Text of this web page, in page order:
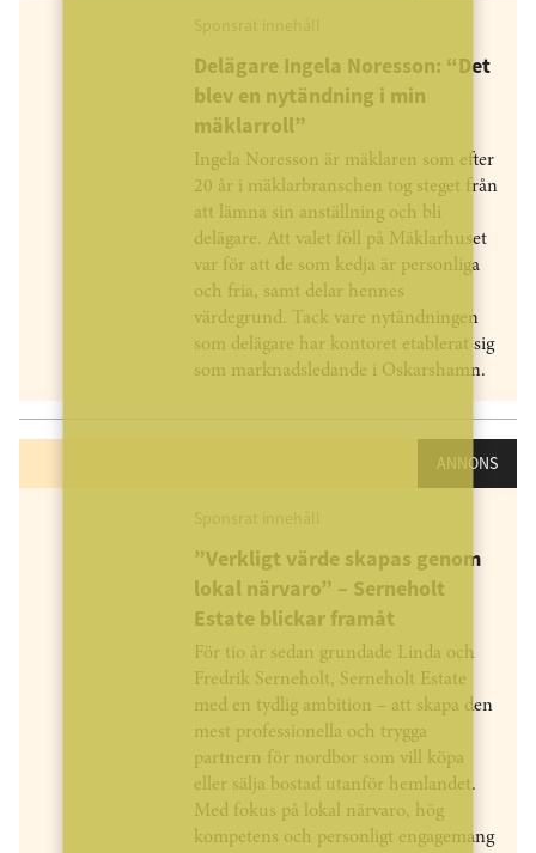
Delägare Ingela Noresson: “Det
blev en nytändning i min
mäklarroll”
Ingela Noresson är mäklaren som efter
20 år i mäklarbranschen tog steget från
att lämna sin anställning och bli
delägare. Att valet föll på Mäklarhuset
var för att de som kedja är personliga
och fria, samt delar hennes
värdegrund. Tack vare nytändningen
som delägare har kontoret etablerat sig
som marknadsledande i Oskarshamn.
ANNONS
”Verkligt värde skapas genom
lokal närvaro” – Serneholt
Estate blickar framåt
För tio år sedan grundade Linda och
Fredrik Serneholt, Serneholt Estate
med en tydlig ambition – att skapa den
mest professionella och trygga
partnern för nordbor som vill köpa
eller sälja bostad utanför hemlandet.
Med fokus på lokal närvaro, hög
kompetens och personligt engagemang